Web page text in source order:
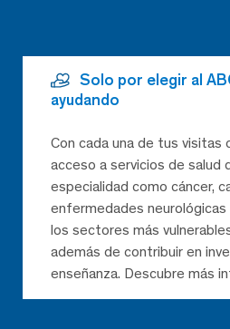
Solo por elegir al
ayudando
Con cada una de tus visitas
acceso a servicios de salud
especialidad como cáncer,
enfermedades neurológicas
los sectores más
además de contribuir en
enseñanza. Descubre más